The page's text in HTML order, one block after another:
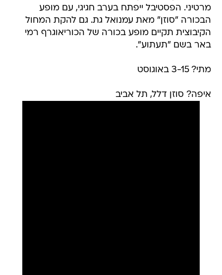
מרטיני. הפסטיבל ייפתח בערב חגיגי, עם מופע
הבכורה "סוזן" מאת עמנואל גת. גם להקת המחול
הקיבוצית תקיים מופע בכורה של הכוריאוגרף רמי
באר בשם "תעתוע".
מתי? 3-15 באוגוסט
איפה? סוזן דלל, תל אביב